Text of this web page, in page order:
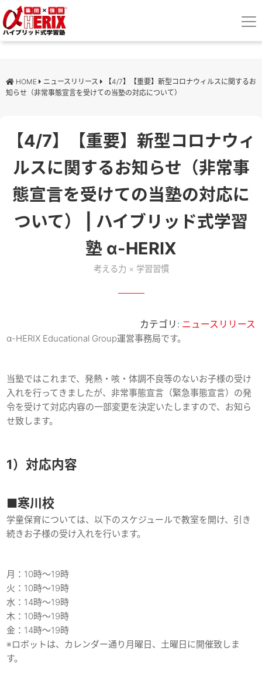
HOME ニュースリリース
【4/7】【重要】新型コロナウィルスに関するお
知らせ（非常事態宣言を受けての当塾の対応について）
【4/7】【重要】新型コロナウィ
ルスに関するお知らせ（非常事
態宣言を受けての当塾の対応に
ついて） | ハイブリッド式学習
塾 α-HERIX
考える力 × 学習習慣
カテゴリ: ニュースリリース
α-HERIX Educational Group運営事務局です。
当塾ではこれまで、発熱・咳・体調不良等のないお子様の受け
入れを行ってきましたが、非常事態宣言（緊急事態宣言）の発
令を受けて対応内容の一部変更を決定いたしますので、お知ら
せ致します。
1）対応内容
■寒川校
学童保育については、以下のスケジュールで教室を開け、引き
続きお子様の受け入れを行います。
月：10時〜19時
火：10時〜19時
水：14時〜19時
木：10時〜19時
金：14時〜19時
※ロボットは、カレンダー通り月曜日、土曜日に開催致しま
す。